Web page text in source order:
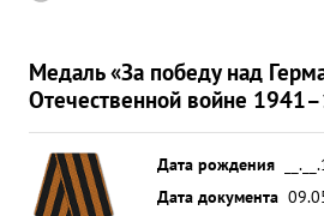
Медаль «За победу над
Отечественной войне
Дата рождения
Дата документа